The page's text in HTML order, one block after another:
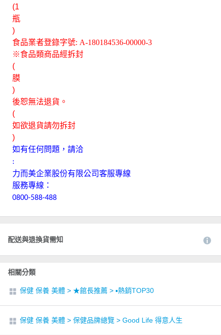
(1
瓶
)
食品業者登錄字號: A-180184536-00000-3
※食品類商品經拆封
(
膜
)
後恕無法退貨。
(
如欲退貨請勿拆封
)
如有任何問題，請洽
:
力而美企業股份有限公司客服專線
服務專線：
0800-588-488
配送與退換貨需知
相關分類
保健 保養 美體 > ★館長推薦 > ▪︎熱銷TOP30
保健 保養 美體 > 保健品牌總覽 > Good Life 得意人生